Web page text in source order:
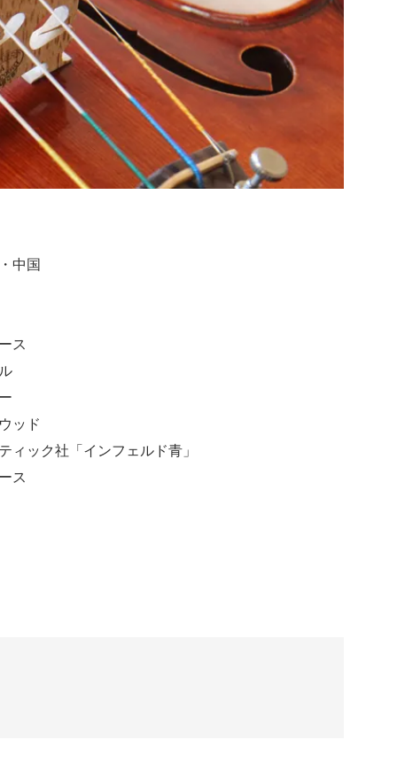
中国
ス
ッド
ィック社「インフェルド青」
ス